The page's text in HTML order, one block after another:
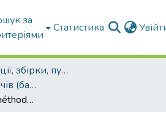
за
Статистика
Конференції, збірки, публікації молодих вчених і здобувачів : магістрів, бакалаврів, аспірантів.
Публікації здобувачів (бакалаврів. магістрів, аспірантів)
Comparaison de la méthode des symboles des propriétés légales des terres, axée sur la cartographie cadastrale intégrée et les systèmes d'informations géographiques dans la gestion des terres